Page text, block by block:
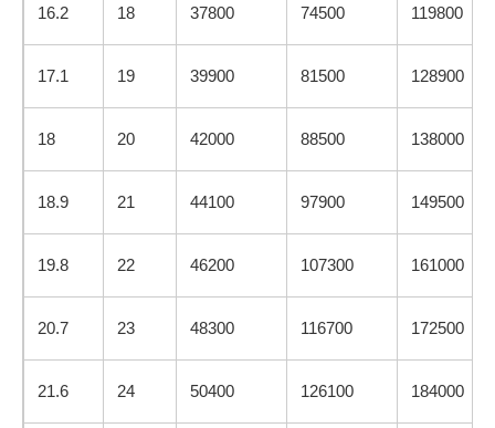
16.2 18 37800 74500 119800
17.1 19 39900 81500 128900
18 20 42000 88500 138000
18.9 21 44100 97900 149500
19.8 22 46200 107300 161000
20.7 23 48300 116700 172500
21.6 24 50400 126100 184000